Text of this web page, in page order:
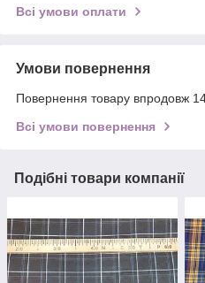
Всі умови оплати
Умови повернення
Повернення товару впродовж
Всі умови повернення
Подібні товари компанії